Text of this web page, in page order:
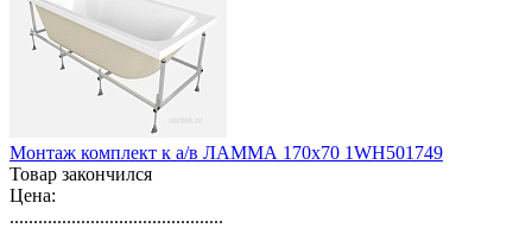
Монтаж комплект к а/в ЛАММА 170х70 1WH501749
Товар закончился
Цена:
.............................................